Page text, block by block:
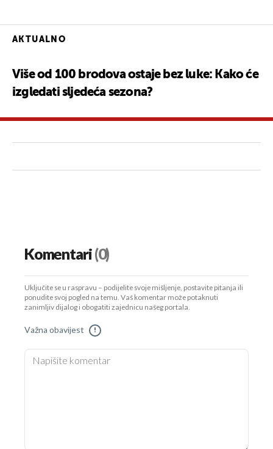
AKTUALNO
Više od 100 brodova ostaje bez luke: Kako će
izgledati sljedeća sezona?
Komentari(0)
Uključite se u raspravu – podijelite svoje mišljenje, postavite pitanja ili
ponudite svoj pogled na temu. Vaš komentar može potaknuti
zanimljiv dijalog i obogatiti zajednicu našeg portala.
Važna obavijest !